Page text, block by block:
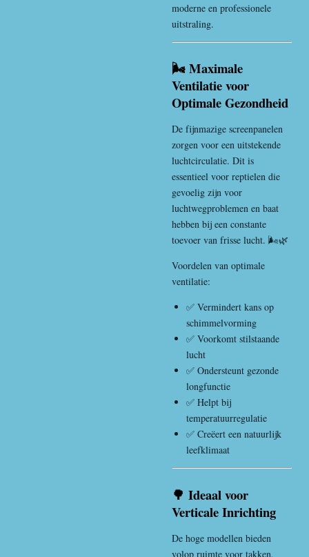
moderne en professionele
uitstraling.
🌬️ Maximale
Ventilatie voor
Optimale Gezondheid
De fijnmazige screenpanelen
zorgen voor een uitstekende
luchtcirculatie. Dit is
essentieel voor reptielen die
gevoelig zijn voor
luchtwegproblemen en baat
hebben bij een constante
toevoer van frisse lucht. 🌬️🌿
Voordelen van optimale
ventilatie:
✅ Vermindert kans op
schimmelvorming
✅ Voorkomt stilstaande
lucht
✅ Ondersteunt gezonde
longfunctie
✅ Helpt bij
temperatuurregulatie
✅ Creëert een natuurlijk
leefklimaat
🌳 Ideaal voor
Verticale Inrichting
De hoge modellen bieden
volop ruimte voor takken,